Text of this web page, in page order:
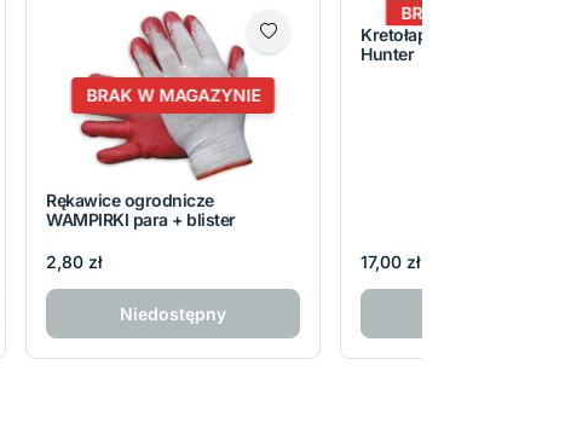
BRAK W MAGAZYNIE
Rękawice ogrodnicze
WAMPIRKI para + blister
2,80 zł
Niedostępny
BRAK W
Kretołap z
Hunter
17,00 zł